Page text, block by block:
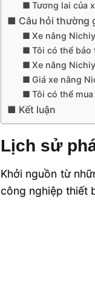
Tương lai của
Câu hỏi thường
Xe nâng
Tôi có thể bảo
Xe nâng
Giá xe nâng
Tôi có thể
Kết luận
Lịch sử
Khởi nguồn từ
công nghiệp thiết